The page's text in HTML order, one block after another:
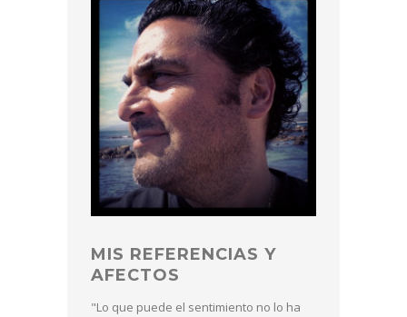
MIS REFERENCIAS Y
AFECTOS
"Lo que puede el sentimiento no lo ha